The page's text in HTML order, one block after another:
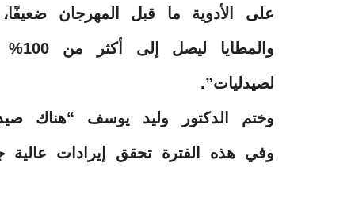
على الأدوية ما قبل المهرجان
لصيدليات”.
وختم الدكتور وليد يوسف “هناك
وفي هذه الفترة تحقق إيرادات عالية